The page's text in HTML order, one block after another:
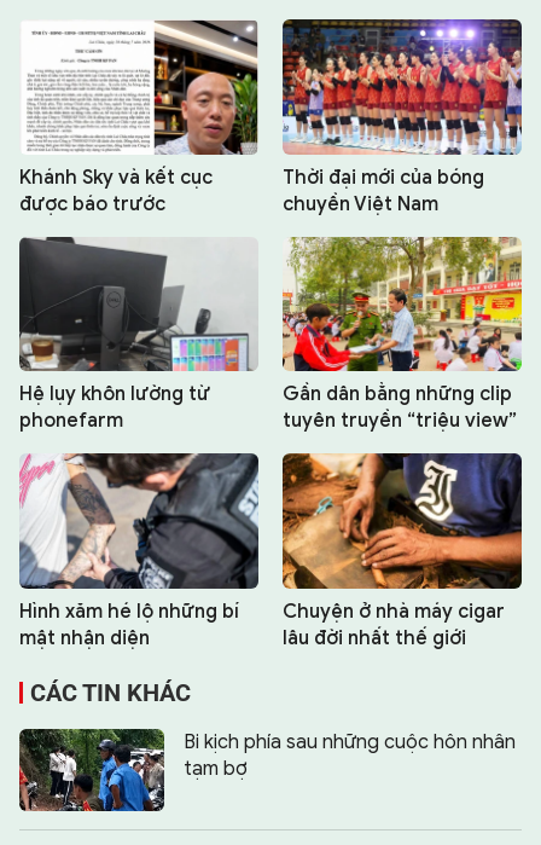
Khánh Sky và kết cục
được báo trước
Thời đại mới của bóng
chuyền Việt Nam
Hệ lụy khôn lường từ
phonefarm
Gần dân bằng những clip
tuyên truyền “triệu view”
Hình xăm hé lộ những bí
mật nhận diện
Chuyện ở nhà máy cigar
lâu đời nhất thế giới
CÁC TIN KHÁC
Bi kịch phía sau những cuộc hôn nhân
tạm bợ